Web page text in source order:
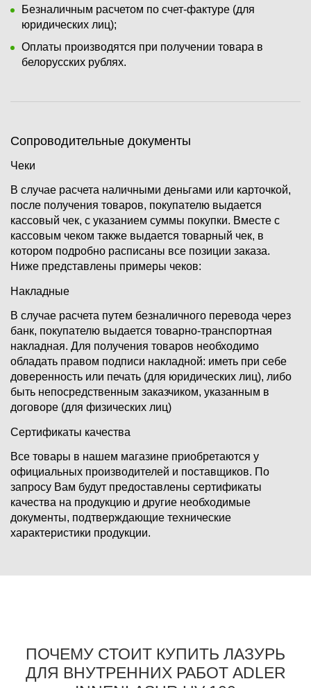
Безналичным расчетом по счет-фактуре (для
юридических лиц);
Оплаты производятся при получении товара в
белорусских рублях.
Сопроводительные документы
Чеки
В случае расчета наличными деньгами или карточкой,
после получения товаров, покупателю выдается
кассовый чек, с указанием суммы покупки. Вместе с
кассовым чеком также выдается товарный чек, в
котором подробно расписаны все позиции заказа.
Ниже представлены примеры чеков:
Накладные
В случае расчета путем безналичного перевода через
банк, покупателю выдается товарно-транспортная
накладная. Для получения товаров необходимо
обладать правом подписи накладной: иметь при себе
доверенность или печать (для юридических лиц), либо
быть непосредственным заказчиком, указанным в
договоре (для физических лиц)
Сертификаты качества
Все товары в нашем магазине приобретаются у
официальных производителей и поставщиков. По
запросу Вам будут предоставлены сертификаты
качества на продукцию и другие необходимые
документы, подтверждающие технические
характеристики продукции.
ПОЧЕМУ СТОИТ КУПИТЬ ЛАЗУРЬ
ДЛЯ ВНУТРЕННИХ РАБОТ ADLER